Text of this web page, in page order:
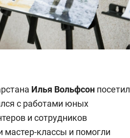
Илья Вольфсон посетил
с работами юных
и сотрудников
мастер-классы и помогли